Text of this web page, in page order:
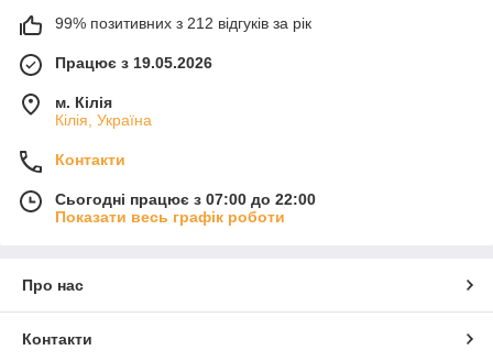
99% позитивних з 212 відгуків за рік
Працює з 19.05.2026
м. Кілія
Кілія, Україна
Контакти
Сьогодні працює з 07:00 до 22:00
Показати весь графік роботи
Про нас
Контакти